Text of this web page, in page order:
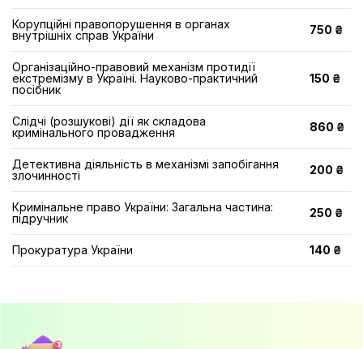
Корупційні правопорушення в органах
внутрішніх справ України
750 ₴
Організаційно-правовий механізм протидії
екстремізму в Україні. Науково-практичний
посібник
150 ₴
Слідчі (розшукові) дії як складова
кримінального провадження
860 ₴
Детективна діяльність в механізмі запобігання
злочинності
200 ₴
Кримінальне право України: Загальна частина:
підручник
250 ₴
Прокуратура України 140 ₴